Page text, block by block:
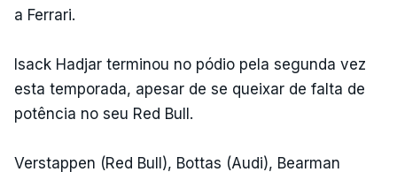
a Ferrari.
Isack Hadjar terminou no pódio pela segunda vez
esta temporada, apesar de se queixar de falta de
potência no seu Red Bull.
Verstappen (Red Bull), Bottas (Audi), Bearman